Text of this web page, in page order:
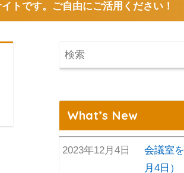
トです。ご自由にご活用ください！
What’s New
2023年12月4日
会議室
月4日）